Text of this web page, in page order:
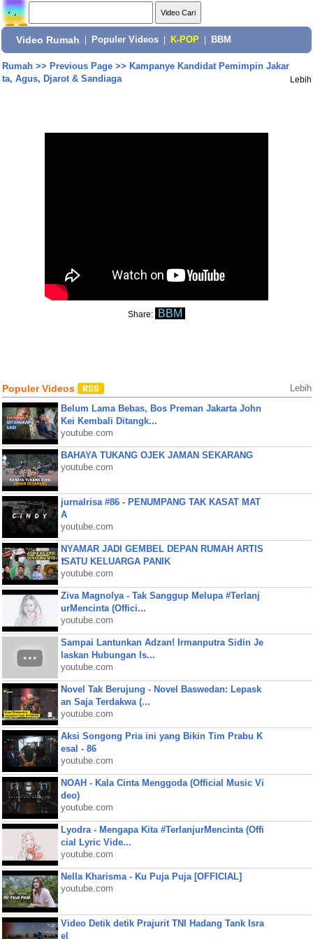
Video Rumah Populer Videos K-POP BBM
Rumah>> Previous Page>> Kampanye Kandidat Pemimpin Jakar
ta, Agus, Djarot & Sandiaga
Lebih
Share: BBM
Populer Videos Lebih
Belum Lama Bebas, Bos Preman Jakarta John
Kei Kembali Ditangk...
youtube.com
BAHAYA TUKANG OJEK JAMAN SEKARANG
youtube.com
jurnalrisa #86 - PENUMPANG TAK KASAT MAT
A
youtube.com
NYAMAR JADI GEMBEL DEPAN RUMAH ARTIS
❗SATU KELUARGA PANIK
youtube.com
Ziva Magnolya - Tak Sanggup Melupa #Terlanj
urMencinta (Offici...
youtube.com
Sampai Lantunkan Adzan! Irmanputra Sidin Je
laskan Hubungan Is...
youtube.com
Novel Tak Berujung - Novel Baswedan: Lepask
an Saja Terdakwa (...
youtube.com
Aksi Songong Pria ini yang Bikin Tim Prabu K
esal - 86
youtube.com
NOAH - Kala Cinta Menggoda (Official Music Vi
deo)
youtube.com
Lyodra - Mengapa Kita #TerlanjurMencinta (Offi
cial Lyric Vide...
youtube.com
Nella Kharisma - Ku Puja Puja [OFFICIAL]
youtube.com
Video Detik detik Prajurit TNI Hadang Tank Isra
el